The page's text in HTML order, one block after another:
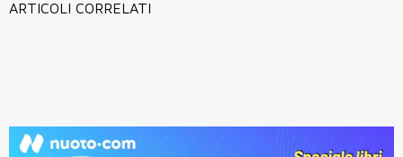
ARTICOLI CORRELATI